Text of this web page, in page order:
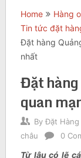
Home Hàng
Tin tức đặt
Đặt hàng
nhất
Đặt hàng
quan
By Đặt Hàng
châu
0
Từ lâu có lẽ